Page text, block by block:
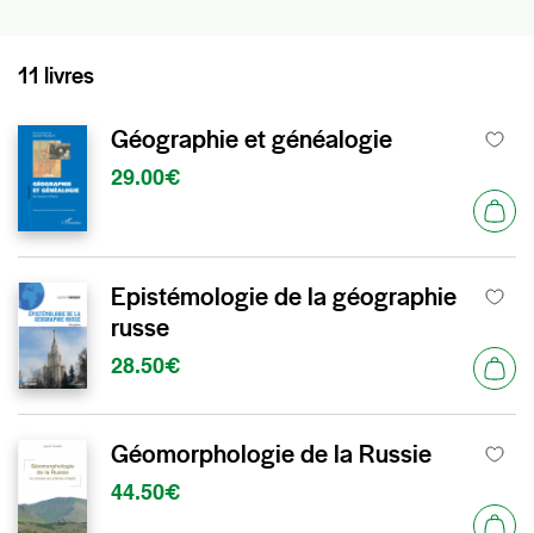
11 livres
Géographie et généalogie
29.00€
Epistémologie de la géographie
russe
28.50€
Géomorphologie de la Russie
44.50€